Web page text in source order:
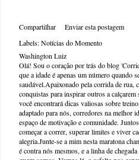
Compartilhar
Enviar esta postagem
Labels:Notícias do Momento
Washington Luiz
Olá! Sou o coração por trás do blog
que a idade é apenas um número quando
saudável.Apaixonado pela corrida de rua,
conquistas para inspirar outros a
você encontrará dicas valiosas sobre
adaptado para nós, corredores na melhor
espaço de motivação e comunidade.
começar a correr, superar limites e viver
alegria.Junte-se a mim nesta maratona
é contra nós mesmos, e a linha de